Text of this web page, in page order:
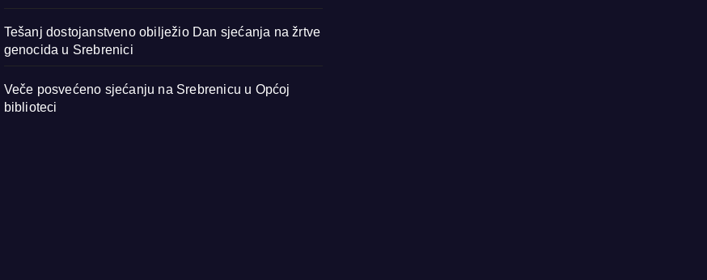
Tešanj dostojanstveno obilježio Dan sjećanja na žrtve
genocida u Srebrenici
Veče posvećeno sjećanju na Srebrenicu u Općoj
biblioteci